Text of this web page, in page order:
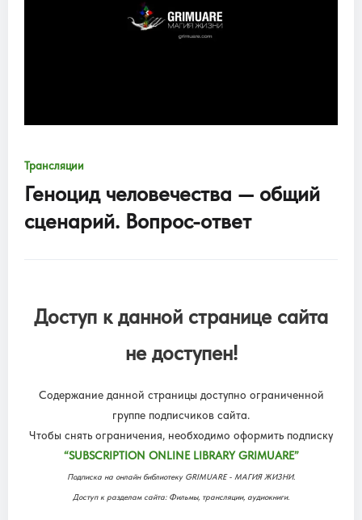
Трансляции
Геноцид человечества — общий
сценарий. Вопрос-ответ
Доступ к данной странице сайта
не доступен!
Содержание данной страницы доступно ограниченной
группе подписчиков сайта.
Чтобы снять ограничения, необходимо оформить подписку
“SUBSCRIPTION ONLINE LIBRARY GRIMUARE”
Подписка на онлайн библиотеку GRIMUARE - МАГИЯ ЖИЗНИ.
Доступ к разделам сайта: Фильмы, трансляции, аудиокниги.